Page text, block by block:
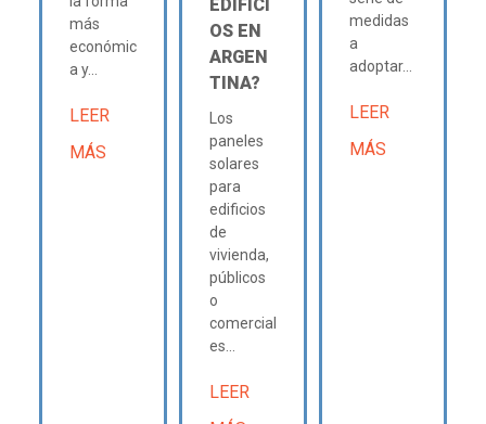
más
económic
a y...
LEER
MÁS
EDIFICI
OS EN
ARGEN
TINA?
Los
paneles
solares
para
edificios
de
vivienda,
públicos
o
comercial
es...
LEER
medidas
a
adoptar...
LEER
MÁS